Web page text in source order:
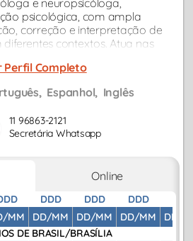
e neuropsicóloga,
psicológica, com ampla
correção e interpretação de
contextos. Atua nas
emocional.
Perfil Completo
Espanhol Inglês
11 96863-2121
Secretária Whatsapp
Online
MM
DDD
DD/MM
DDD
DD/MM
DDD
DD/MM
DD/
DE BRASIL/BRASÍLIA